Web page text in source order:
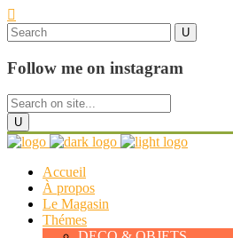
Follow me on instagram
Accueil
À propos
Le Magasin
Thémes